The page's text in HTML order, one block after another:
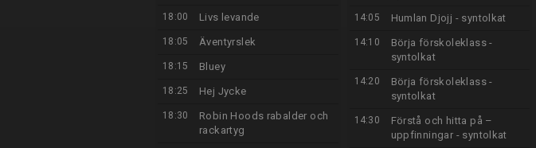
18:00 Livs levande
18:05 Äventyrslek
18:15 Bluey
18:25 Hej Jycke
18:30
Robin Hoods rabalder och
rackartyg
14:05 Humlan Djojj - syntolkat
14:10
Börja förskoleklass -
syntolkat
14:20
Börja förskoleklass -
syntolkat
14:30
Förstå och hitta på –
uppfinningar - syntolkat